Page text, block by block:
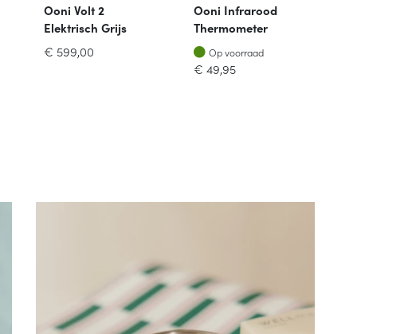
Ooni Volt 2
Elektrisch Grijs
€ 599,00
Ooni Infrarood
Thermometer
Op voorraad
Op voorraad
€49,95